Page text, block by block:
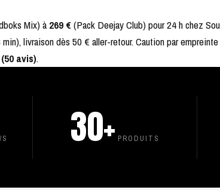
Mix) à269 € (Pack Deejay Club) pour 24 h chez
livraison dès 50 € aller-retour. Caution par empreinte
avis).
30+ PRODUITS